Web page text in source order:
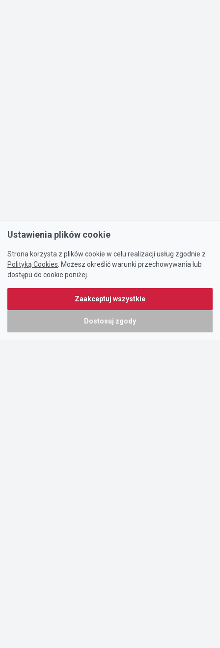
Ustawienia plików cookie
Strona korzysta z plików cookie w celu realizacji usług zgodnie z
Polityką Cookies . Możesz określić warunki przechowywania lub
dostępu do cookie poniżej.
Zaakceptuj wszystkie
Dostosuj zgody